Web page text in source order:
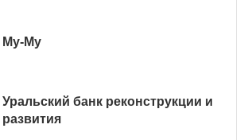
Му-Му
Уральский банк реконструкции и
развития